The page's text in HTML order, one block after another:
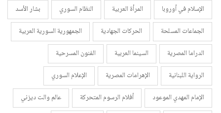
الإسلام في أوروبا
المرأة العربية النظام السوري
بشار الأسد
الجماعات المسلحة
الحركات الجهادية
الجمهورية السورية العربية
الدراما المصرية
السينما العربية
الفنون المسرحية
الرواية اللبنانية
الإهرامات المصرية
الإعلام السوري
الإمام المهدي الموعود
أفلام الرسوم المتحركة
عالم والت ديزني